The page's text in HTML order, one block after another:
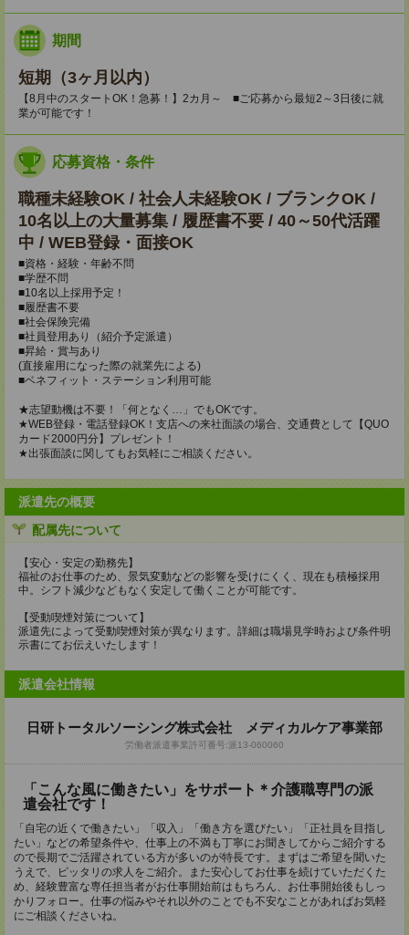
期間
短期（3ヶ月以内）
【8月中のスタートOK！急募！】2カ月～ ■ご応募から最短2～3日後に就
業が可能です！
応募資格・条件
職種未経験OK / 社会人未経験OK / ブランクOK /
10名以上の大量募集 / 履歴書不要 / 40～50代活躍
中 / WEB登録・面接OK
■資格・経験・年齢不問
■学歴不問
■10名以上採用予定！
■履歴書不要
■社会保険完備
■社員登用あり（紹介予定派遣）
■昇給・賞与あり
(直接雇用になった際の就業先による)
■ベネフィット・ステーション利用可能
★志望動機は不要！「何となく…」でもOKです。
★WEB登録・電話登録OK！支店への来社面談の場合、交通費として【QUO
カード2000円分】プレゼント！
★出張面談に関してもお気軽にご相談ください。
派遣先の概要
配属先について
【安心・安定の勤務先】
福祉のお仕事のため、景気変動などの影響を受けにくく、現在も積極採用
中。シフト減少などもなく安定して働くことが可能です。
【受動喫煙対策について】
派遣先によって受動喫煙対策が異なります。詳細は職場見学時および条件明
示書にてお伝えいたします！
派遣会社情報
日研トータルソーシング株式会社 メディカルケア事業部
労働者派遣事業許可番号:派13-060060
「こんな風に働きたい」をサポート＊介護職専門の派
遣会社です！
「自宅の近くで働きたい」「収入」「働き方を選びたい」「正社員を目指し
たい」などの希望条件や、仕事上の不満も丁寧にお聞きしてからご紹介する
ので長期でご活躍されている方が多いのが特長です。まずはご希望を聞いた
うえで、ピッタリの求人をご紹介。また安心してお仕事を続けていただくた
め、経験豊富な専任担当者がお仕事開始前はもちろん、お仕事開始後もしっ
かりフォロー。仕事の悩みやそれ以外のことでも不安なことがあればお気軽
にご相談くださいね。